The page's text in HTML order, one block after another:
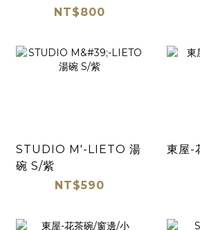
NT$800
STUDIO M'-LIETO 湯
碗 S/紫
NT$590
東屋-